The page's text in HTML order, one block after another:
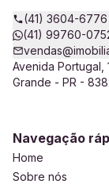
(41) 3604-6776
(41) 99760-
Avenida Portugal,
Grande - PR -
Navegação
Home
Sobre nós